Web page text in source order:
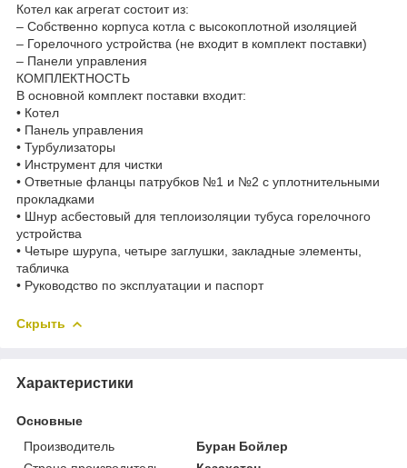
Котел как агрегат состоит из:
– Собственно корпуса котла с высокоплотной изоляцией
– Горелочного устройства (не входит в комплект поставки)
– Панели управления
КОМПЛЕКТНОСТЬ
В основной комплект поставки входит:
• Котел
• Панель управления
• Турбулизаторы
• Инструмент для чистки
• Ответные фланцы патрубков №1 и №2 с уплотнительными
прокладками
• Шнур асбестовый для теплоизоляции тубуса горелочного
устройства
• Четыре шурупа, четыре заглушки, закладные элементы,
табличка
• Руководство по эксплуатации и паспорт
Скрыть
Характеристики
Основные
Производитель
Буран Бойлер